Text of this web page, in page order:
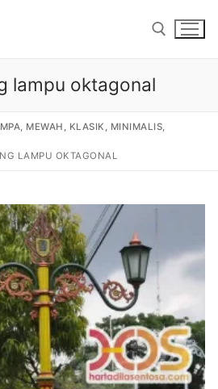
Klasik
Tempa
Tempa Klasik
Besi Tempa Mewah
& Kursi Teras Besi Tempa
lampu oktagonal
MEWAH, KLASIK, MINIMALIS,
LAMPU OKTAGONAL